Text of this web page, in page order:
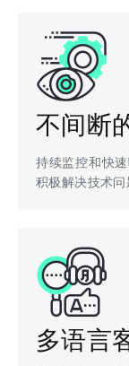
不间断
持续监控和快
积极解决技术问
多语言